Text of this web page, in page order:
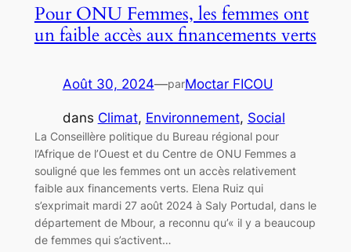
Pour ONU Femmes, les femmes ont
un faible accès aux financements verts
Août 30, 2024—parMoctar FICOU
dans Climat, Environnement, Social
La Conseillère politique du Bureau régional pour
l’Afrique de l’Ouest et du Centre de ONU Femmes a
souligné que les femmes ont un accès relativement
faible aux financements verts. Elena Ruiz qui
s’exprimait mardi 27 août 2024 à Saly Portudal, dans le
département de Mbour, a reconnu qu’« il y a beaucoup
de femmes qui s’activent…